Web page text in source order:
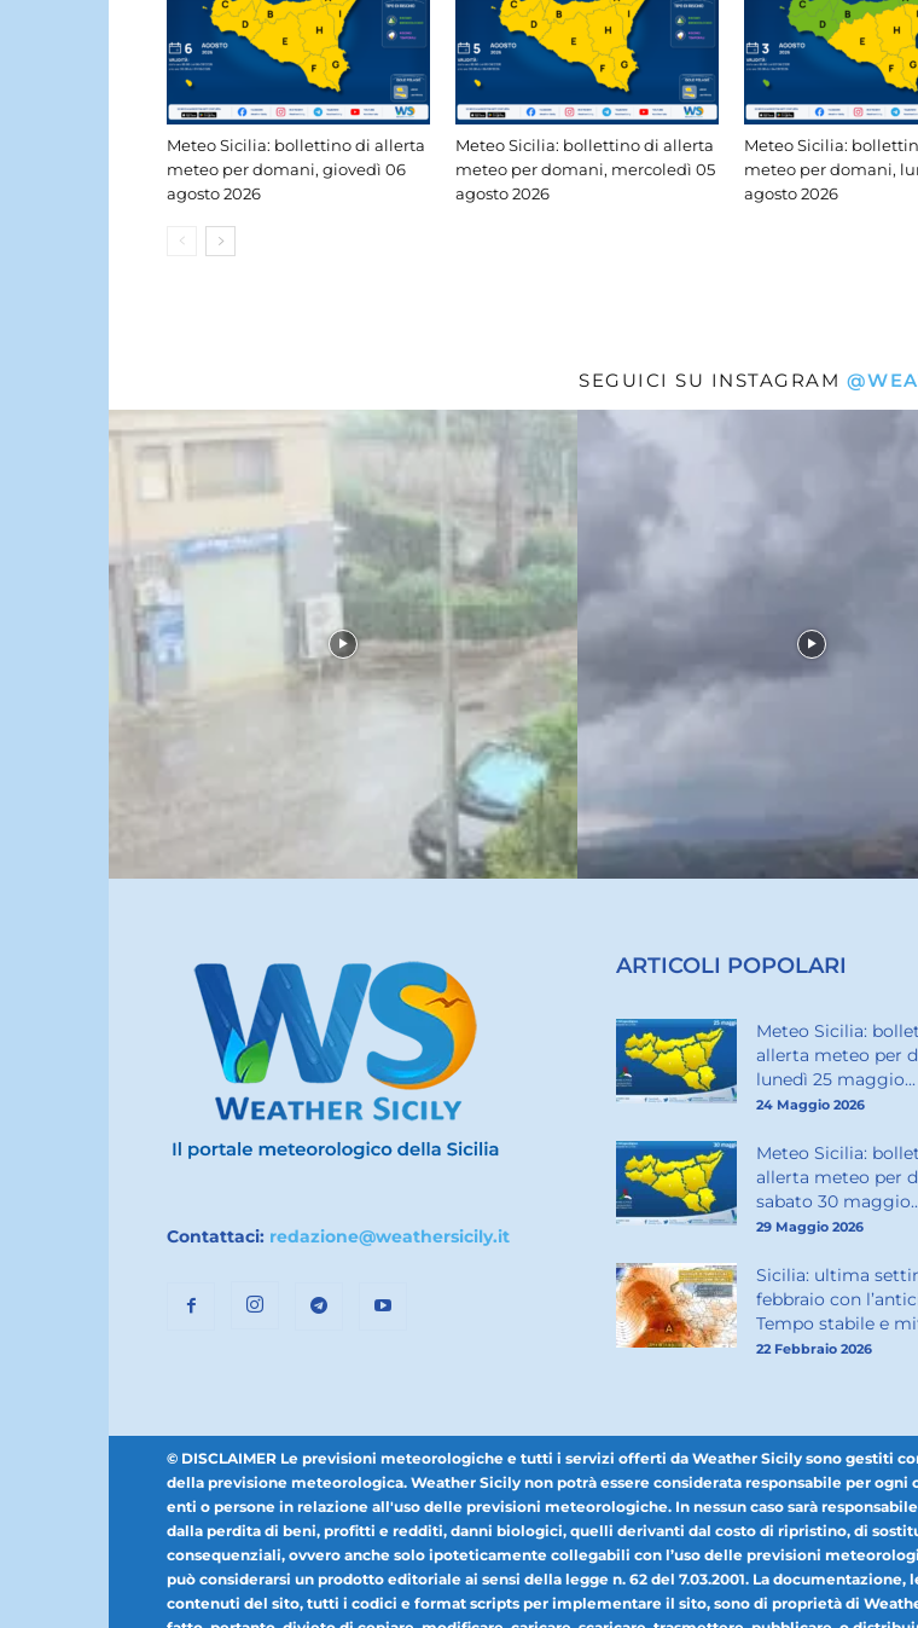
Meteo Sicilia: bollettino di allerta
meteo per domani, giovedì 06
agosto 2026
Meteo Sicilia: bollettino di allerta
meteo per domani, mercoledì 05
agosto 2026
Meteo Sicilia:
meteo per domani,
agosto 2026
SEGUICI SU INSTAGRAM
Contattaci: redazione@weathersicily.it
ARTICOLI POPOLARI
Meteo Sicilia:
allerta meteo per
lunedì 25 maggio...
24 Maggio 2026
Meteo Sicilia:
allerta meteo per
sabato 30
29 Maggio 2026
Sicilia: ultima
febbraio con
Tempo stabile e
22 Febbraio 2026
© DISCLAIMER Le previsioni meteorologiche e tutti i servizi offerti da Weather Sicily sono gestiti
della previsione meteorologica. Weather Sicily non potrà essere considerata responsabile per
enti o persone in relazione all'uso delle previsioni meteorologiche. In nessun caso sarà
dalla perdita di beni, profitti e redditi, danni biologici, quelli derivanti dal costo di ripristino, di
consequenziali, ovvero anche solo ipoteticamente collegabili con l’uso delle previsioni
può considerarsi un prodotto editoriale ai sensi della legge n. 62 del 7.03.2001. La
contenuti del sito, tutti i codici e format scripts per implementare il sito, sono di proprietà di